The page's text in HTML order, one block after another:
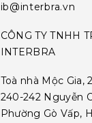
ib@interbra.vn
CÔNG TY TNHH
INTERBRA
Toà nhà Mộc Gia,
240-242 Nguyễn
Phường Gò Vấp,